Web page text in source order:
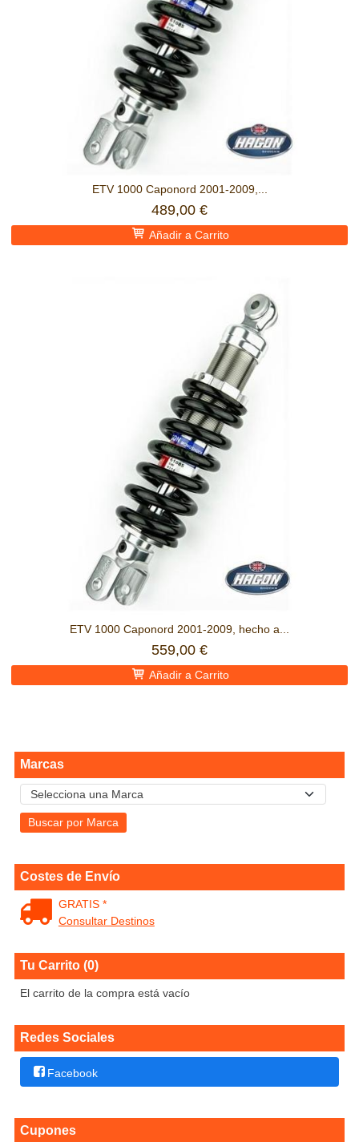
Marcas
Costes de Envío
GRATIS *
Consultar Destinos
Tu Carrito (0)
El carrito de la compra está vacío
Redes Sociales
Facebook
Cupones
ETV 1000 Caponord 2001-2009,...
489,00 €
Añadir a Carrito
ETV 1000 Caponord 2001-2009, hecho a...
559,00 €
Añadir a Carrito